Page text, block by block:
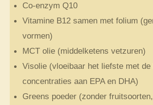
Co-enzym Q10
Vitamine B12 samen met folium
vormen)
MCT olie (middelketens vetzuren)
Visolie (vloeibaar het liefste met de
concentraties aan EPA en DHA)
Greens poeder (zonder